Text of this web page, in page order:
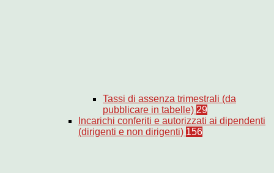
Tassi di assenza trimestrali (da
pubblicare in tabelle) 29
Incarichi conferiti e autorizzati ai dipendenti
(dirigenti e non dirigenti) 156